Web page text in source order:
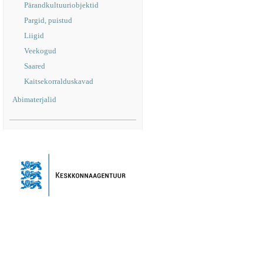
Pärandkultuuriobjektid
Pargid, puistud
Liigid
Veekogud
Saared
Kaitsekorralduskavad
Abimaterjalid